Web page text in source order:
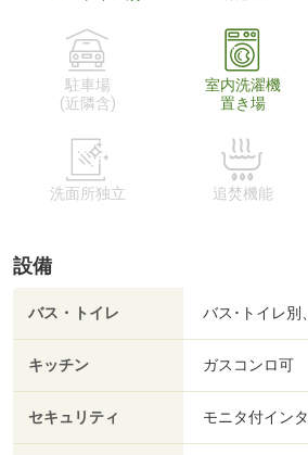
駐車場
(近隣含)
室内洗濯機
置き場
洗面所独立 追焚機能
設備
バス・トイレ バス･トイレ別
キッチン ガスコンロ可
セキュリティ モニタ付イン